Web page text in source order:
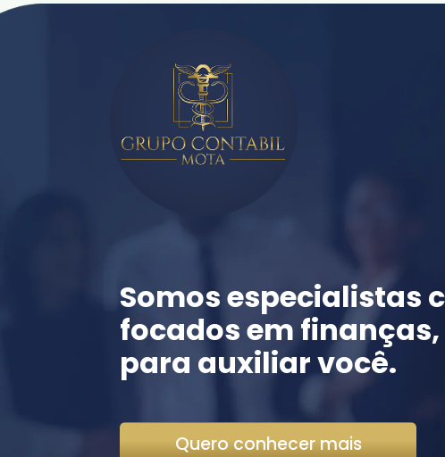
Somos especialistas
focados em
para auxiliar você.
Quero conhecer mais